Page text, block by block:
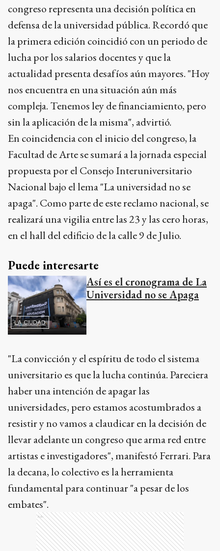
congreso representa una decisión política en
defensa de la universidad pública. Recordó que
la primera edición coincidió con un periodo de
lucha por los salarios docentes y que la
actualidad presenta desafíos aún mayores. "Hoy
nos encuentra en una situación aún más
compleja. Tenemos ley de financiamiento, pero
sin la aplicación de la misma", advirtió.
En coincidencia con el inicio del congreso, la
Facultad de Arte se sumará a la jornada especial
propuesta por el Consejo Interuniversitario
Nacional bajo el lema "La universidad no se
apaga". Como parte de este reclamo nacional, se
realizará una vigilia entre las 23 y las cero horas,
en el hall del edificio de la calle 9 de Julio.
Puede interesarte
LA CIUDAD
Así es el cronograma de La
Universidad no se Apaga
"La convicción y el espíritu de todo el sistema
universitario es que la lucha continúa. Pareciera
haber una intención de apagar las
universidades, pero estamos acostumbrados a
resistir y no vamos a claudicar en la decisión de
llevar adelante un congreso que arma red entre
artistas e investigadores", manifestó Ferrari. Para
la decana, lo colectivo es la herramienta
fundamental para continuar "a pesar de los
embates".
Ads